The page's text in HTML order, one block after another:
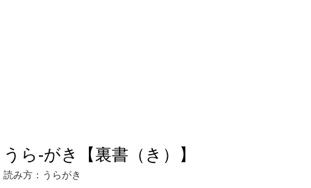
うら‐がき【裏書（き）】
読み方：うらがき